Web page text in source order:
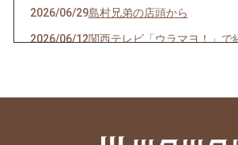
2026/06/29島村兄弟の店頭から
2026/06/12関西テレビ「ウラマヨ！」で